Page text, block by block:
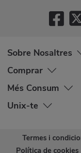
Sobre Nosaltres
Comprar
Més Consum
Unix-te
Termes i
Política de cookies